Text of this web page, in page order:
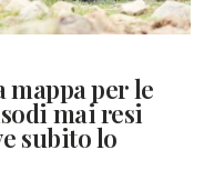
per le
mai resi
subito lo